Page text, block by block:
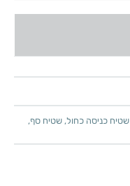
שטיח כניסה כחול, שטיח סף,